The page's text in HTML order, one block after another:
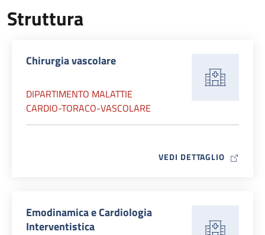
Struttura
Chirurgia vascolare
DIPARTIMENTO MALATTIE
CARDIO-TORACO-VASCOLARE
VEDI DETTAGLIO MAP ICON
Emodinamica e Cardiologia
Interventistica